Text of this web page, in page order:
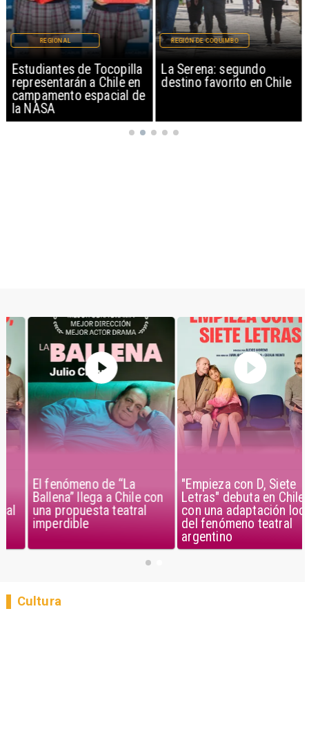
Estudiantes de Tocopilla
representarán a Chile en
campamento espacial de
la NASA
REGIONAL
La Serena: segundo
destino favorito en Chile
REGIÓN DE COQUIMBO
El fenómeno de “La
Ballena” llega a Chile con
una propuesta teatral
imperdible
"Empieza con D, Siete
Letras" debuta en Chile
con una adaptación local
del fenómeno teatral
argentino
Cultura